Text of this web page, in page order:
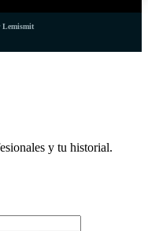
Lemismit
y tu historial.